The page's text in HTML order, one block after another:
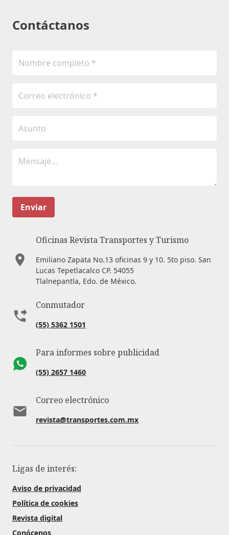
Contáctanos
Enviar
Oficinas Revista Transportes y Turismo
Emiliano Zapata No.13 oficinas 9 y 10. 5to piso. San
Lucas Tepetlacalco CP. 54055
Tlalnepantla, Edo. de México.
Conmutador
(55) 5362 1501
Para informes sobre publicidad
(55) 2657 1460
Correo electrónico
revista@transportes.com.mx
Ligas de interés:
Aviso de privacidad
Política de cookies
Revista digital
Conócenos